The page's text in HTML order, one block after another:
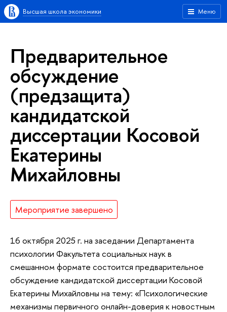
Меню
Высшая школа экономики
Предварительное
обсуждение
(предзащита)
кандидатской
диссертации Косовой
Екатерины
Михайловны
Мероприятие завершено
16 октября 2025 г. на заседании Департамента
психологии Факультета социальных наук в
смешанном формате состоится предварительное
обсуждение кандидатской диссертации Косовой
Екатерины Михайловны на тему: «Психологические
механизмы первичного онлайн-доверия к новостным